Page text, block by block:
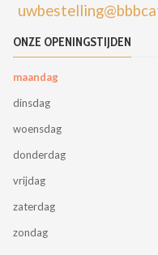
ONZE OPENINGSTIJDEN
maandag
dinsdag
woensdag
donderdag
vrijdag
zaterdag
zondag